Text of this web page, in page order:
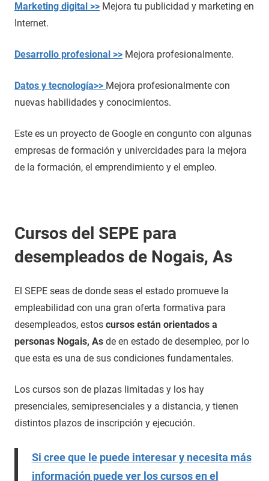
Marketing digital >> Mejora tu publicidad y marketing en
Internet.
Desarrollo profesional >> Mejora profesionalmente.
Datos y tecnología>> Mejora profesionalmente con
nuevas habilidades y conocimientos.
Este es un proyecto de Google en congunto con algunas
empresas de formación y univercidades para la mejora
de la formación, el emprendimiento y el empleo.
Cursos del SEPE para
desempleados de Nogais, As
El SEPE seas de donde seas el estado promueve la
empleabilidad con una gran oferta formativa para
desempleados, estos cursos están orientados a
personas Nogais, As de en estado de desempleo, por lo
que esta es una de sus condiciones fundamentales.
Los cursos son de plazas limitadas y los hay
presenciales, semipresenciales y a distancia, y tienen
distintos plazos de inscripción y ejecución.
Si cree que le puede interesar y necesita más
información puede ver los cursos en el